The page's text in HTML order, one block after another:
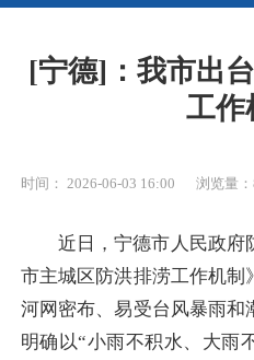
[宁德]：我市出
工作
时间： 2026-06-03 16:00 浏览量
近日，宁德市人民政府
市主城区防洪排涝工作机制
河网密布、易受台风暴雨和
明确以“小雨不积水、大雨